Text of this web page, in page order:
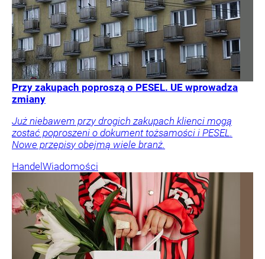
Przy zakupach poproszą o PESEL. UE wprowadza
zmiany
Już niebawem przy drogich zakupach klienci mogą
zostać poproszeni o dokument tożsamości i PESEL.
Nowe przepisy obejmą wiele branż.
HandelWiadomości